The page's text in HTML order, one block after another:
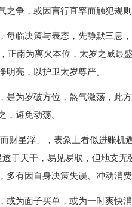
争，或因言行直率而触犯规则
每临决策与表态，先静默三息
正南为离火本位，太岁之威最
亮，以护卫太岁尊严。
是为岁破方位，煞气激荡，此
，避免动荡。
财星浮」，表象上看似进账机
于天干，易见易取，但地支
有因自身决策失误、冲动消
或为面子买单，或为一时爽快